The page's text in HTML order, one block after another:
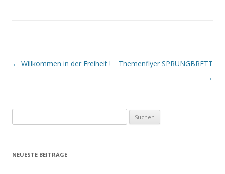
Beitrags-
← Willkommen in der Freiheit !
Themenflyer SPRUNGBRETT
→
nach:
NEUESTE BEITRÄGE